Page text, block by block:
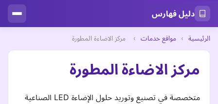
دليل فهارس
الرئيسية › مواقع خدمات › مركز الاضاءة المطورة
مركز الاضاءة المطورة
متخصصة في تصنيع وتوريد حلول الإضاءة LED الصناعية